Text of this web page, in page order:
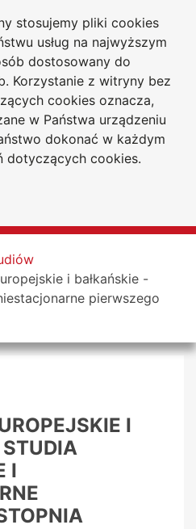
stosujemy pliki cookies
usług na najwyższym
dostosowany do
Korzystanie z witryny bez
cookies oznacza,
w Państwa urządzeniu
dokonać w każdym
dotyczących cookies.
menu
Społecznych
Deklaracja
Mapa
i bałkańskie -
pierwszego
I
I